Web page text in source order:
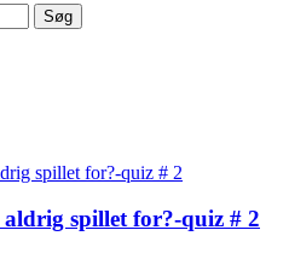
spillet for?-quiz # 2